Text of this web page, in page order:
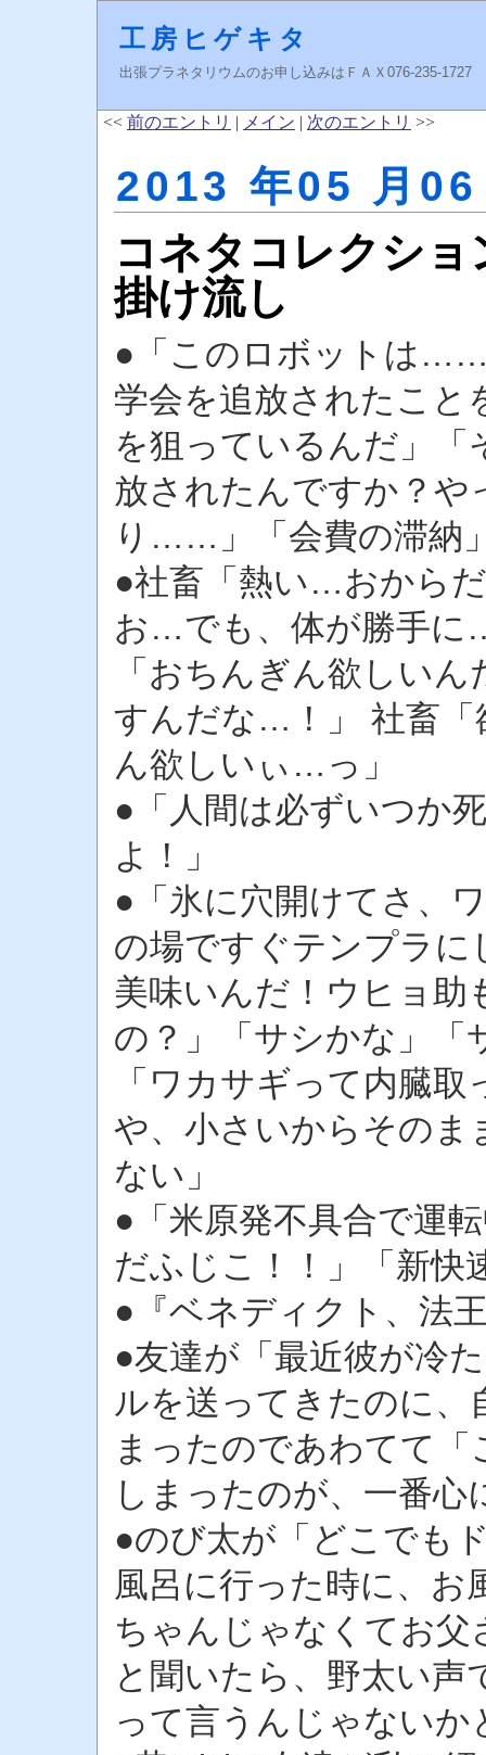
工房ヒゲキタ
出張プラネタリウムのお申し込みはＦＡＸ076-235-
<< 前のエントリ | メイン | 次のエントリ >>
2013 年05 月
コネタコレクシ
掛け流し
●「このロボットは
学会を追放されたこと
を狙っているんだ」
放されたんですか？や
り……」「会費の滞納
●社畜「熱い…おから
お…でも、体が勝手
「おちんぎん欲しい
すんだな…！」 社畜
ん欲しいぃ…っ」
●「人間は必ずいつか
よ！」
●「氷に穴開けてさ、
の場ですぐテンプラ
美味いんだ！ウヒョ助
の？」「サシかな」「
「ワカサギって内臓
や、小さいからその
ない」
●「米原発不具合で運
だふじこ！！」「新快
●『ベネディクト、法
●友達が「最近彼が冷
ルを送ってきたのに、
まったのであわてて
しまったのが、一番
●のび太が「どこでも
風呂に行った時に、お
ちゃんじゃなくてお
と聞いたら、野太い
って言うんじゃないか